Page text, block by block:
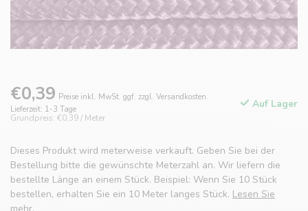
€0,39 Preise inkl. MwSt. ggf. zzgl. Versandkosten.
Lieferzeit: 1-3 Tage
Grundpreis: €0,39 / Meter
Auf Lager
Dieses Produkt wird meterweise verkauft. Geben Sie bei der
Bestellung bitte die gewünschte Meterzahl an. Wir liefern die
bestellte Länge an einem Stück. Beispiel: Wenn Sie 10 Stück
bestellen, erhalten Sie ein 10 Meter langes Stück. Lesen Sie